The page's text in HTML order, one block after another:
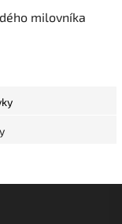
milovníka